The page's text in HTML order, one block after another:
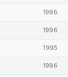
1996
1996
1995
1996